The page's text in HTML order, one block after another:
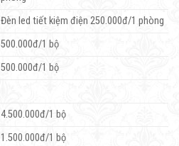
Đèn led tiết kiệm điện 250.000đ/1 phòng
500.000đ/1 bộ
500.000đ/1 bộ
4.500.000đ/1 bộ
1.500.000đ/1 bộ